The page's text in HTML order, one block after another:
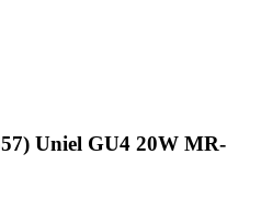
Uniel GU4 20W MR-